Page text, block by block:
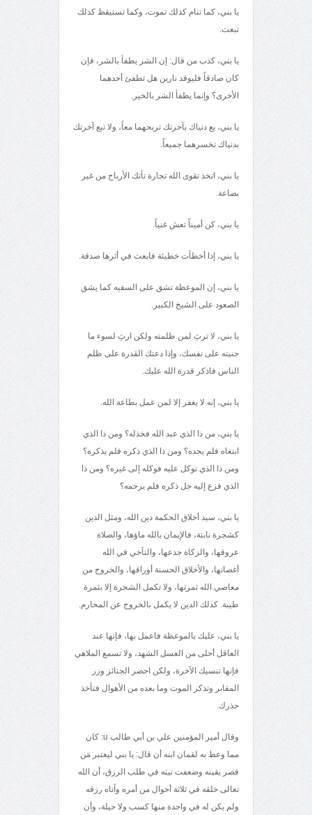
يا بني، كما تنام كذلك تموت، وكما تستيقظ كذلك
تبعث.
يا بني، كذب من قال: إن الشر يطفأ بالشر، فإن
كان صادقاً فليوقد نارين هل تطفئ أحدهما
الأخرى؟ وإنما يطفأ الشر بالخير.
يا بني، بع دنياك بآخرتك تربحهما معاً، ولا تبع آخرتك
بدنياك تخسرهما جميعاً.
يا بني، اتخذ تقوى الله تجارة تأتك الأرباح من غير
بضاعة.
يا بني، كن أميناً تعش غنياً.
يا بني، إذا أخطأت خطيئة فابعث في أثرها صدقة.
يا بني، إن الموعظة تشق على السفيه كما يشق
الصعود على الشيخ الكبير.
يا بني، لا ترثِ لمن ظلمته ولكن ارثِ لسوء ما
جنيته على نفسك، وإذا دعتك القدرة على ظلم
الناس فاذكر قدرة الله عليك.
يا بني، إنه لا يغفر إلا لمن عمل بطاعة الله.
يا بني، من ذا الذي عبد الله فخذله؟ ومن ذا الذي
ابتغاه فلم يجده؟ ومن ذا الذي ذكره فلم يذكره؟
ومن ذا الذي توكل عليه فوكله إلى غيره؟ ومن ذا
الذي فزع إليه جل ذكره فلم يرحمه؟
يا بني، سيد أخلاق الحكمة دين الله، ومثل الدين
كشجرة نابتة، فالإيمان بالله ماؤها، والصلاة
عروقها، والزكاة جذعها، والتآخي في الله
أغصانها، والأخلاق الحسنة أوراقها، والخروج من
معاصي الله ثمرتها، ولا تكمل الشجرة إلا بثمرة
طيبة. كذلك الدين لا يكمل بالخروج عن المحارم.
يا بني، عليك بالموعظة فاعمل بها، فإنها عند
العاقل أحلى من العسل الشهد، ولا تسمع الملاهي
فإنها تنسيك الآخرة، ولكن احضر الجنائز وزر
المقابر وتذكر الموت وما بعده من الأهوال فتأخذ
حذرك.
وقال أمير المؤمنين علي بن أبي طالب u: كان
مما وعظ به لقمان ابنه أن قال: يا بني ليعتبر مَن
قصر يقينه وضعفت نيته في طلب الرزق، أن الله
تعالى خلقه في ثلاثة أحوال من أمره وآتاه رزقه
ولم يكن له في واحدة منها كسب ولا حيلة، وأن